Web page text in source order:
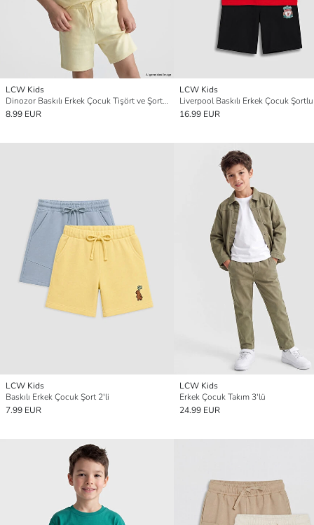
LCW Kids
Dinozor Baskılı Erkek Çocuk Tişört ve Şort Takım
8.99 EUR
LCW Kids
Liverpool Baskılı Erkek Çocuk Şortlu
16.99 EUR
LCW Kids
Baskılı Erkek Çocuk Şort 2'li
7.99 EUR
LCW Kids
Erkek Çocuk Takım 3'lü
24.99 EUR